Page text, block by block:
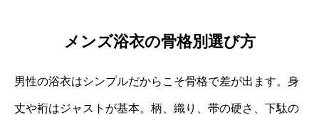
メンズ浴衣の骨格別選び方
男性の浴衣はシンプルだからこそ骨格で差が出ます。身
丈や裄はジャストが基本。柄、織り、帯の硬さ、下駄の